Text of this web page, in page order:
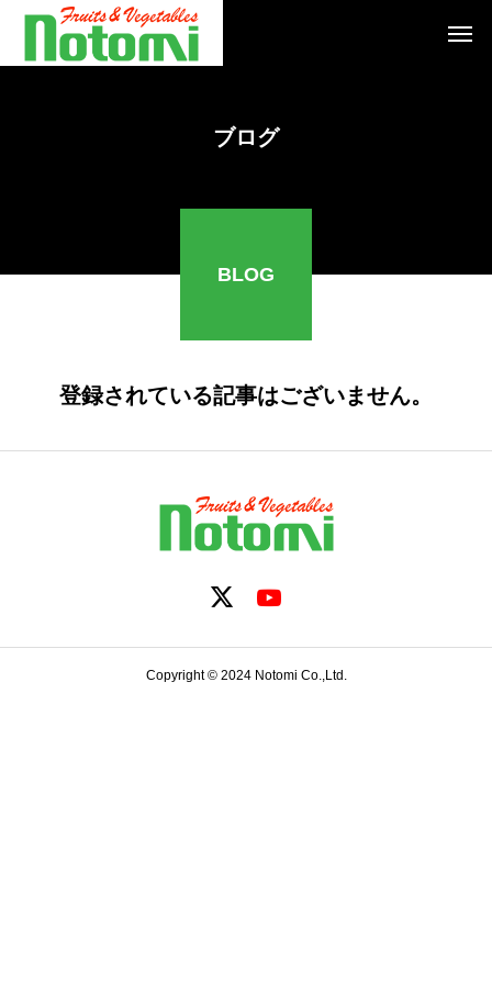
ブログ
BLOG
登録されている記事はございません。
Copyright © 2024 Notomi Co.,Ltd.